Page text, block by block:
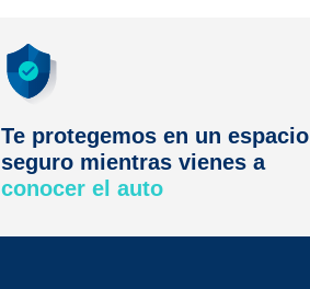
Te protegemos en un espacio
seguro mientras vienes a
conocer el auto